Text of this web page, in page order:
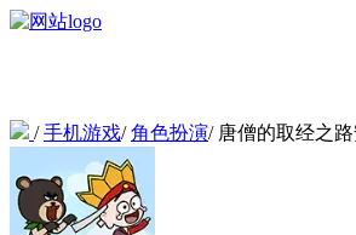
/手机游戏/角色扮演/ 唐僧的取经之